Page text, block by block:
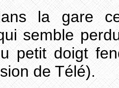
la gare
semble
petit doigt
de Télé).